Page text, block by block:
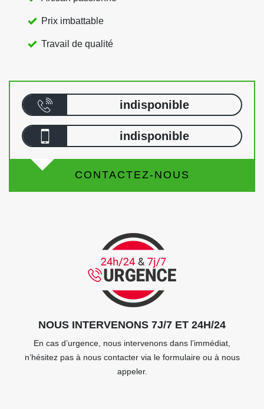
Prix imbattable
Travail de qualité
indisponible
indisponible
CONTACTEZ-NOUS
NOUS INTERVENONS 7J/7 ET 24H/24
En cas d’urgence, nous intervenons dans l’immédiat,
n’hésitez pas à nous contacter via le formulaire ou à nous
appeler.